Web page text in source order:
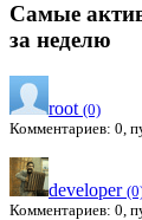
Самые
за неделю
root (0)
Комментариев: 0,
developer
Комментариев: 0,